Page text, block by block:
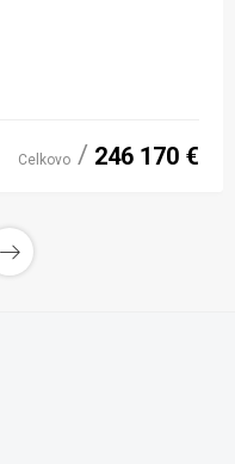
Celkovo 246 170 €